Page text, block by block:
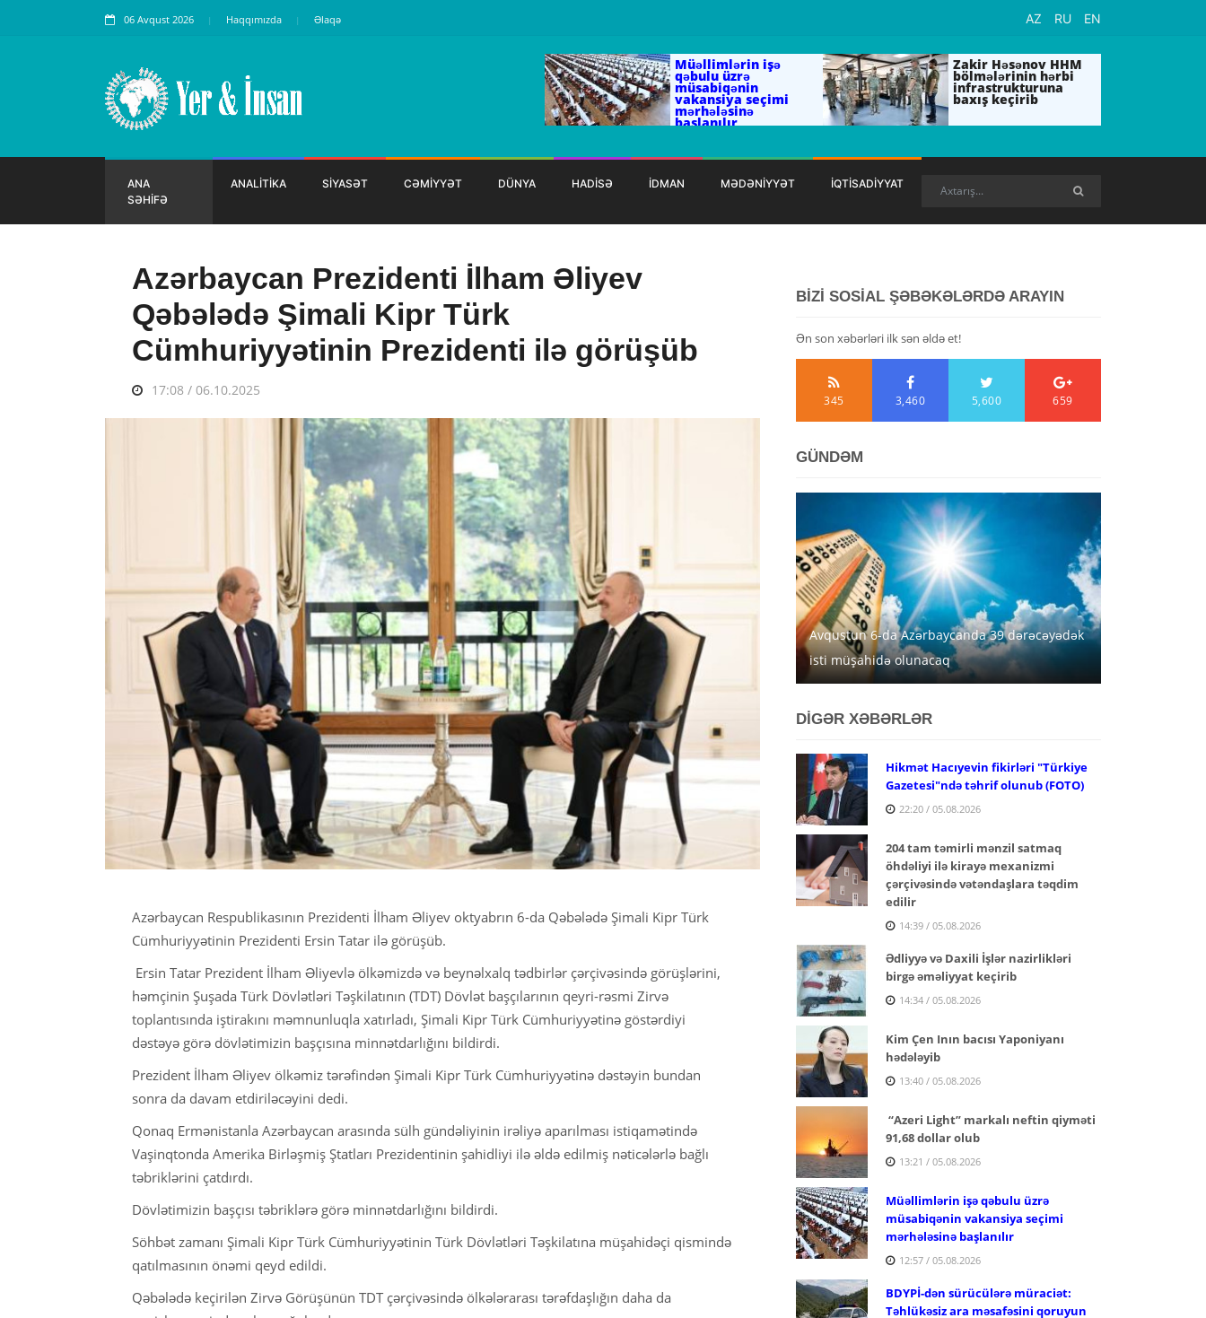
06 Avqust 2026 Haqqımızda Əlaqə AZ RU EN
Müəllimlərin işə
qəbulu üzrə
müsabiqənin
vakansiya seçimi
mərhələsinə
başlanılır
Zakir Həsənov HHM
bölmələrinin hərbi
infrastrukturuna
baxış keçirib
ANA
SƏHİFƏ
ANALİTİKA SİYASƏT CƏMİYYƏT DÜNYA HADİSƏ İDMAN MƏDƏNİYYƏT İQTİSADİYYAT
Azərbaycan Prezidenti İlham Əliyev
Qəbələdə Şimali Kipr Türk
Cümhuriyyətinin Prezidenti ilə görüşüb
17:08 / 06.10.2025
Azərbaycan Respublikasının Prezidenti İlham Əliyev oktyabrın 6-da Qəbələdə Şimali Kipr Türk
Cümhuriyyətinin Prezidenti Ersin Tatar ilə görüşüb.
Ersin Tatar Prezident İlham Əliyevlə ölkəmizdə və beynəlxalq tədbirlər çərçivəsində görüşlərini,
həmçinin Şuşada Türk Dövlətləri Təşkilatının (TDT) Dövlət başçılarının qeyri-rəsmi Zirvə
toplantısında iştirakını məmnunluqla xatırladı, Şimali Kipr Türk Cümhuriyyətinə göstərdiyi
dəstəyə görə dövlətimizin başçısına minnətdarlığını bildirdi.
Prezident İlham Əliyev ölkəmiz tərəfindən Şimali Kipr Türk Cümhuriyyətinə dəstəyin bundan
sonra da davam etdiriləcəyini dedi.
Qonaq Ermənistanla Azərbaycan arasında sülh gündəliyinin irəliyə aparılması istiqamətində
Vaşinqtonda Amerika Birləşmiş Ştatları Prezidentinin şahidliyi ilə əldə edilmiş nəticələrlə bağlı
təbriklərini çatdırdı.
Dövlətimizin başçısı təbriklərə görə minnətdarlığını bildirdi.
Söhbət zamanı Şimali Kipr Türk Cümhuriyyətinin Türk Dövlətləri Təşkilatına müşahidəçi qismində
qatılmasının önəmi qeyd edildi.
Qəbələdə keçirilən Zirvə Görüşünün TDT çərçivəsində ölkələrarası tərəfdaşlığın daha da
BİZİ SOSİAL ŞƏBƏKƏLƏRDƏ ARAYIN
Ən son xəbərləri ilk sən əldə et!
345 3,460 5,600 659
GÜNDƏM
Avqustun 6-da Azərbaycanda 39 dərəcəyədək
isti müşahidə olunacaq
DİGƏR XƏBƏRLƏR
Hikmət Hacıyevin fikirləri "Türkiye
Gazetesi"ndə təhrif olunub (FOTO)
22:20 / 05.08.2026
204 tam təmirli mənzil satmaq
öhdəliyi ilə kirayə mexanizmi
çərçivəsində vətəndaşlara təqdim
edilir
14:39 / 05.08.2026
Ədliyyə və Daxili İşlər nazirlikləri
birgə əməliyyat keçirib
14:34 / 05.08.2026
Kim Çen Inın bacısı Yaponiyanı
hədələyib
13:40 / 05.08.2026
“Azeri Light” markalı neftin qiyməti
91,68 dollar olub
13:21 / 05.08.2026
Müəllimlərin işə qəbulu üzrə
müsabiqənin vakansiya seçimi
mərhələsinə başlanılır
12:57 / 05.08.2026
BDYPİ-dən sürücülərə müraciət:
Təhlükəsiz ara məsafəsini qoruyun